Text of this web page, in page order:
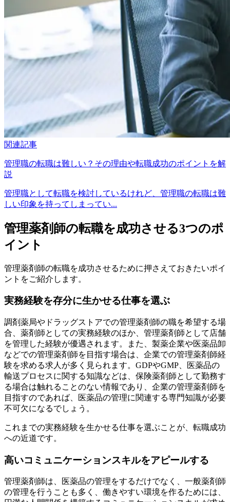
関連記事
管理職の転職は難しい？その理由や転職成功のポイントを解
説
管理職として転職を検討しているけれど、管理職の転職は難
しい印象を持ってしまってい...
管理薬剤師の転職を成功させる3つのポ
イント
管理薬剤師の転職を成功させるために押さえておきたいポイ
ントをご紹介します。
実務経験を存分に生かせる仕事を選ぶ
調剤薬局やドラッグストアでの管理薬剤師の職を希望する場
合、薬剤師としての実務経験のほか、管理薬剤師として店舗
を管理した経験が優遇されます。また、製薬企業や医薬品卸
などでの管理薬剤師を目指す場合は、企業での管理薬剤師経
験を求める求人が多く見られます。GDPやGMP、医薬品の
輸送プロセスに関する知識などは、保険薬剤師として勤務す
る場合は触れることのない情報であり、企業の管理薬剤師を
目指すのであれば、医薬品の管理に関連する専門知識が必要
不可欠になるでしょう。
これまでの実務経験を生かせる仕事を選ぶことが、転職成功
への近道です。
高いコミュニケーションスキルをアピールする
管理薬剤師は、医薬品の管理をするだけでなく、一般薬剤師
の管理を行うことも多く、働きやすい環境を作るためには、